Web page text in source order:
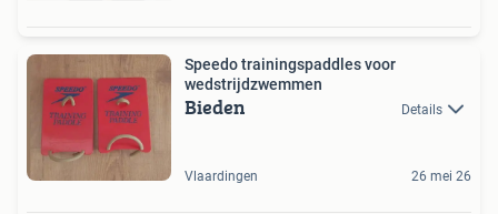
Speedo trainingspaddles voor
wedstrijdzwemmen
Bieden Details
Vlaardingen 26 mei 26